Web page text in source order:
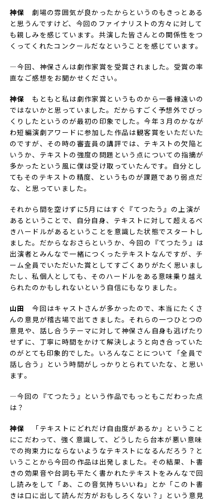
神保 劇場の雰囲気が良かったからというのもきっとある
と思うんですけど、今回のファイナリストの方々に対して
も親しみを感じています。共演した皆さんとの関係性をつ
くってくれたコンクールだなということを感じています。
―今回、神保さんは劇作家賞を受賞されました。受賞の率
直なご感想をお聞かせください。
神保 もともと私は劇作家賞というものから一番縁遠いの
ではないかと思っていました。だからすごく予想外でびっ
くりしたというのが最初の印象でした。今年３月のかなが
わ短編演劇アワードに参加した作品は観客賞をいただいた
のですが、その時の審査員の講評では、テキストの欠陥と
いうか、テキストの強度の問題という点についての指摘が
多かったという風に僕は受け取っていたんです。自分とし
てもそのテキストの精度、というものが課題であり弱点だ
な、と思っていました。
それから間を空けずに5月にはすぐ『てつたう』の上演が
あるということで、自分自身、テキストに対して超えるべ
きハードルがあるということを意識した状態でスタートし
ました。だからなおさらというか、今回の『てつたう』は
出演者とみんなで一緒につくったテキストなんですが、チ
ーム全員でいただいた賞としてすごくありがたく思いまし
たし、私個人としても、そのハードルをある意味乗り越え
られたのかもしれないという自信にもなりました。
山田
今回はキャストさんが多かったので、本当にたくさ
んの意見が稽古場で出てきました。それらの一つひとつの
意見や、話し合うテーマに対して神保さん自身も逃げたり
せずに、丁寧に時間をかけて解決しようと向き合っていた
のがとても印象的でした。いろんなことについて「全員で
話し合う」という時間がしっかりとられていたな、と思い
ます。
―今回の『てつたう』という作品でもっともこだわった点
は？
神保 「テキストにどれだけ自由度があるか」ということ
にこだわって、強く意識して、どうしたら台本が悪い意味
での拘束力にならないようなテキストになるんだろう？と
いうことから今回の作品は出発しました。その結果、ト書
きの効果音や台詞も平たく書かれたテキストをみんなで回
し読みをして「あ、この音気持ちいいね」とか「このト書
きは口に出して読んだ方がおもしろくない？」という意見